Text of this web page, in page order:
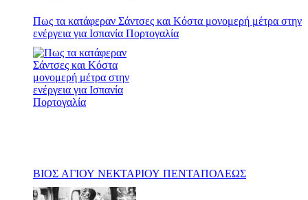
Πως τα κατάφεραν Σάντσες και Κόστα μονομερή μέτρα στην
ενέργεια για Ισπανία Πορτογαλία
ΒΙΟΣ ΑΓΙΟΥ ΝΕΚΤΑΡΙΟΥ ΠΕΝΤΑΠΟΛΕΩΣ